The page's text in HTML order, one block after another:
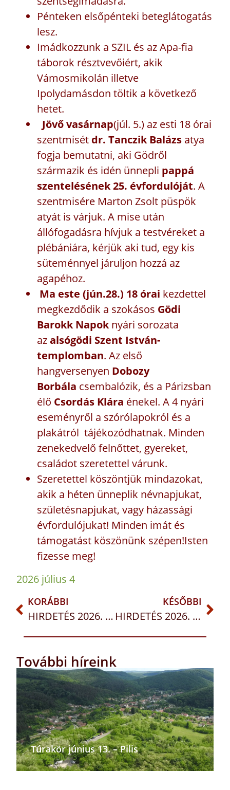
Pénteken elsőpénteki beteglátogatás
lesz.
Imádkozzunk a SZIL és az Apa-fia
táborok résztvevőiért, akik
Vámosmikolán illetve
Ipolydamásdon töltik a következő
hetet.
Jövő vasárnap(júl. 5.) az esti 18 órai
szentmisét dr. Tanczik Balázsatya
fogja bemutatni, aki Gödről
származik és idén ünnepli pappá
szentelésének 25. évfordulóját. A
szentmisére Marton Zsolt püspök
atyát is várjuk. A mise után
állófogadásra hívjuk a testvéreket a
plébániára, kérjük aki tud, egy kis
süteménnyel járuljon hozzá az
agapéhoz.
Ma este (jún.28.) 18 órai kezdettel
megkezdődik a szokásos Gödi
Barokk Napoknyári sorozata
azalsógödi Szent István-
templomban. Az első
hangversenyen Dobozy
Borbála csembalózik, és a Párizsban
élő Csordás Klára énekel. A 4 nyári
eseményről a szórólapokról és a
plakátról tájékozódhatnak. Minden
zenekedvelő felnőttet, gyereket,
családot szeretettel várunk.
Szeretettel köszöntjük mindazokat,
akik a héten ünneplik névnapjukat,
születésnapjukat, vagy házassági
évfordulójukat! Minden imát és
támogatást köszönünk szépen!Isten
fizesse meg!
2026 július 4
KORÁBBI
HIRDETÉS 2026. június 21-28. ÉVKÖZI 12. VASÁRNAP
KÉSŐBBI
HIRDETÉS 2026. július 5-12. ÉVKÖZI 14. VASÁRNAP
További híreink
Túrakör június 13. – Pilis
2026 június 3